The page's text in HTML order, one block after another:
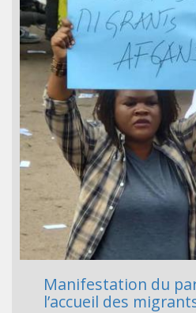
Manifestation du
l’accueil des